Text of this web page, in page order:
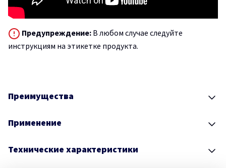
Предупреждение: В любом случае следуйте
инструкциям на этикетке продукта.
Преимущества
Применение
Технические характеристики